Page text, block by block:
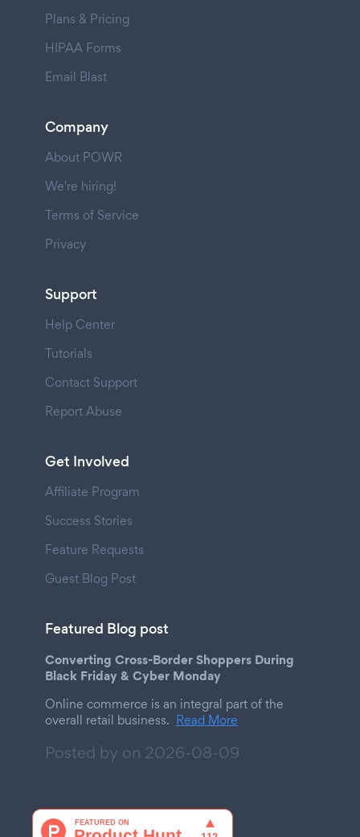
Plans & Pricing
HIPAA Forms
Email Blast
Company
About POWR
We're hiring!
Terms of Service
Privacy
Support
Help Center
Tutorials
Contact Support
Report Abuse
Get Involved
Affiliate Program
Success Stories
Feature Requests
Guest Blog Post
Featured Blog post
Converting Cross-Border Shoppers During
Black Friday & Cyber Monday
Online commerce is an integral part of the
overall retail business. Read More
Posted by on 2026-08-09